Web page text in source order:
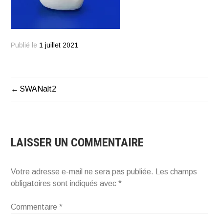
Publié le 1 juillet 2021
NAVIGATION
L’ARTICLE
SWANalt2
LAISSER UN COMMENTAIRE
Votre adresse e-mail ne sera pas publiée.
Les champs
obligatoires sont indiqués avec*
Commentaire*